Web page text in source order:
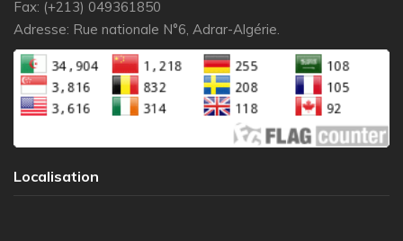
Fax: (+213) 049361850
Adresse: Rue nationale N°6, Adrar-Algérie.
Localisation